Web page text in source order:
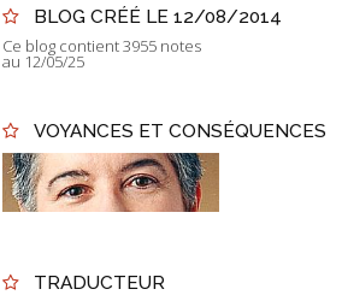
BLOG CRÉÉ LE 12/08/2014
Ce blog contient 3955 notes
au 12/05/25
VOYANCES ET CONSÉQUENCES
TRADUCTEUR